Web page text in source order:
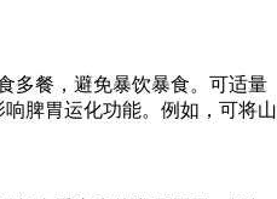
多餐，避免暴饮暴食。可适量
脾胃运化功能。例如，可将山